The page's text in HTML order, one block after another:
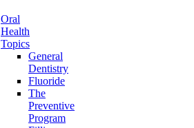
Oral
Health
Topics
General
Dentistry
Fluoride
The
Preventive
Program